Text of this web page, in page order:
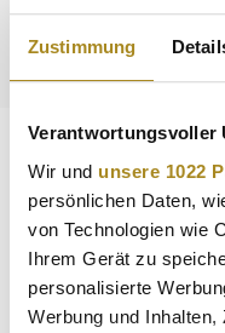
Zustimmung
Verantwortungsvoller
Wir und unsere 1022
persönlichen Daten,
von Technologien wie
Ihrem Gerät zu
personalisierte
Werbung und
Weltweit
Mit dem 1 oz
Investition in Ihren
ist. Jed…Mehr
Eigenschaften